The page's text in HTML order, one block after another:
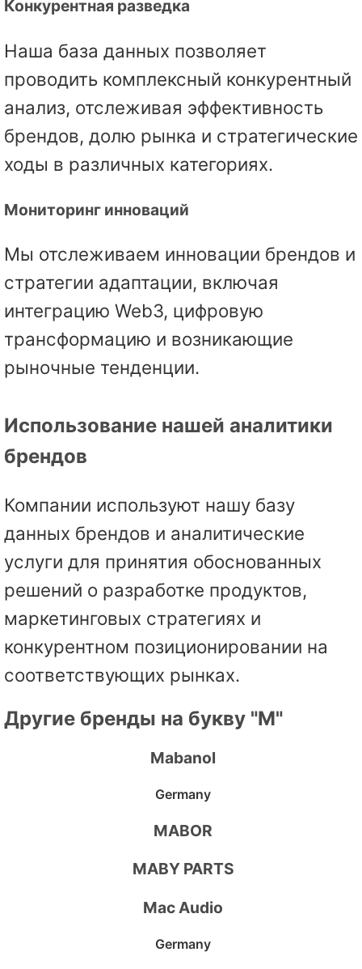
Конкурентная разведка
Наша база данных позволяет
проводить комплексный конкурентный
анализ, отслеживая эффективность
брендов, долю рынка и стратегические
ходы в различных категориях.
Мониторинг инноваций
Мы отслеживаем инновации брендов и
стратегии адаптации, включая
интеграцию Web3, цифровую
трансформацию и возникающие
рыночные тенденции.
Использование нашей аналитики
брендов
Компании используют нашу базу
данных брендов и аналитические
услуги для принятия обоснованных
решений о разработке продуктов,
маркетинговых стратегиях и
конкурентном позиционировании на
соответствующих рынках.
Другие бренды на букву "M"
Mabanol
Germany
MABOR
MABY PARTS
Mac Audio
Germany